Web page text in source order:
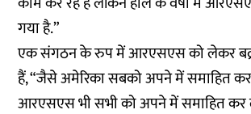
गया है.”
एक संगठन के रुप में आरएसएस को लेकर
हैं, “जैसे अमेरिका सबको अपने में समाहित
आरएसएस भी सभी को अपने में समाहित